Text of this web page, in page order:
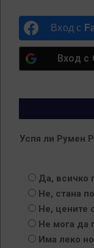
Вход с
Вход с
Успя ли Румен
Да, всичко
Не, стана
Не, цените
Не мога да
Има леко